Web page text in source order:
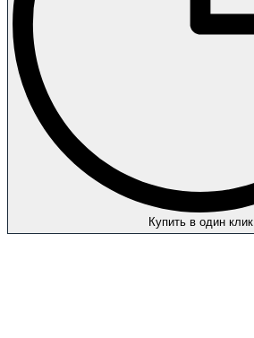
Купить в один клик